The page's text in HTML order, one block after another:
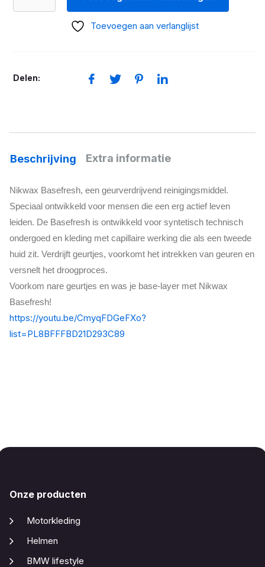
Toevoegen aan verlanglijst
Delen:
Beschrijving Extra informatie
Nikwax Basefresh, een geurverdrijvend reinigingsmiddel.
Speciaal ontwikkeld voor mensen die een erg actief leven
leiden. De Basefresh is ontwikkeld voor syntetisch technisch
ondergoed en kleding met capillaire werking die als een tweede
huid zit. Verdrijft geurtjes, voorkomt het intrekken van geuren en
versnelt het droogproces.
Voorkom nare geurtjes en was je base-layer met Nikwax
Basefresh!
https://youtu.be/CmyqFDGeFXo?
list=PL8BFFFBD21D293C89
Onze producten
Motorkleding
Helmen
BMW lifestyle